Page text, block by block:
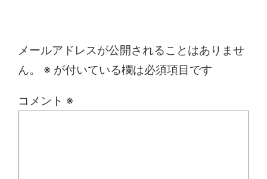
メールアドレスが公開されることはありませ
ん。
※ が付いている欄は必須項目です
コメント ※